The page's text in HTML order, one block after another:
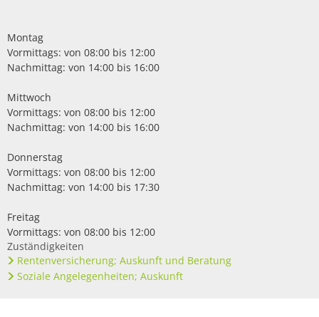
Montag
Vormittags: von 08:00 bis 12:00
Nachmittag: von 14:00 bis 16:00
Mittwoch
Vormittags: von 08:00 bis 12:00
Nachmittag: von 14:00 bis 16:00
Donnerstag
Vormittags: von 08:00 bis 12:00
Nachmittag: von 14:00 bis 17:30
Freitag
Vormittags: von 08:00 bis 12:00
Zuständigkeiten
Rentenversicherung; Auskunft und Beratung
Soziale Angelegenheiten; Auskunft